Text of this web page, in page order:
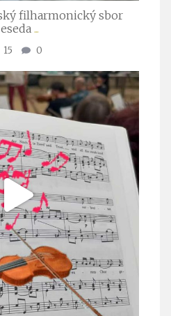
filharmonický sbor
...
15 0
Juli 23